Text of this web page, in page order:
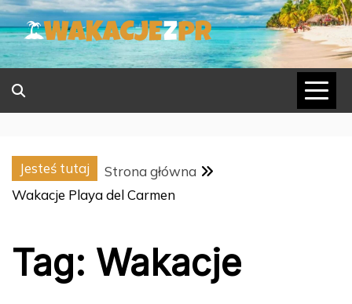
Skip
to
content
Jesteś tutaj
Strona główna
Wakacje Playa del Carmen
Tag: Wakacje